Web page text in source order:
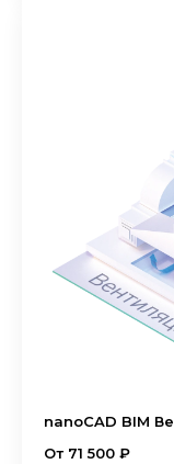
nanoCAD BIM
От 71 500 ₽